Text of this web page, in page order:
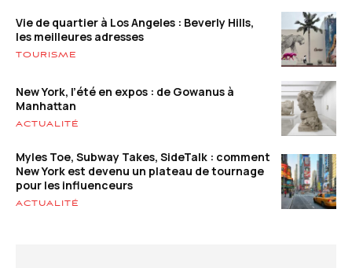
Vie de quartier à Los Angeles : Beverly Hills,
les meilleures adresses
TOURISME
New York, l’été en expos : de Gowanus à
Manhattan
ACTUALITÉ
Myles Toe, Subway Takes, SideTalk : comment
New York est devenu un plateau de tournage
pour les influenceurs
ACTUALITÉ